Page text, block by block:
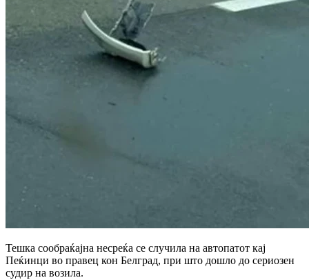
Тешка сообраќајна несреќа се случила на автопатот кај
Пеќинци во правец кон Белград, при што дошло до сериозен
судир на возила.